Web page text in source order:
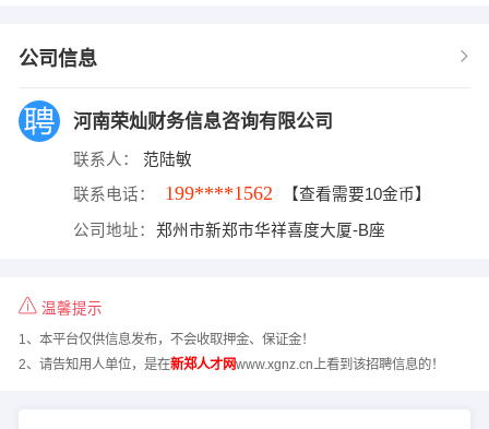
公司信息
河南荣灿财务信息咨询有限公司
联系人： 范陆敏
联系电话： 199****1562 【查看需要10金币】
公司地址： 郑州市新郑市华祥喜度大厦-B座
温馨提示
1、本平台仅供信息发布，不会收取押金、保证金！
2、请告知用人单位，是在新郑人才网www.xgnz.cn上看到该招聘信息的！